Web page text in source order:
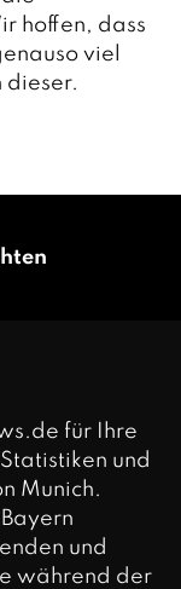
hoffen, dass
viel
dieser.
für Ihre
und
Munich.
und
während der